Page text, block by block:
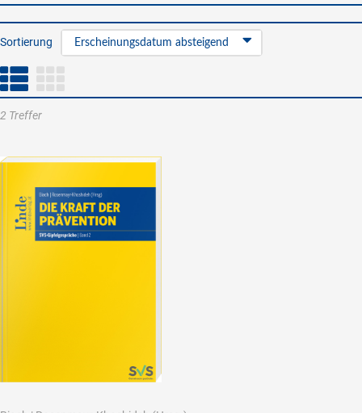
Sortierung Erscheinungsdatum absteigend
2 Treffer